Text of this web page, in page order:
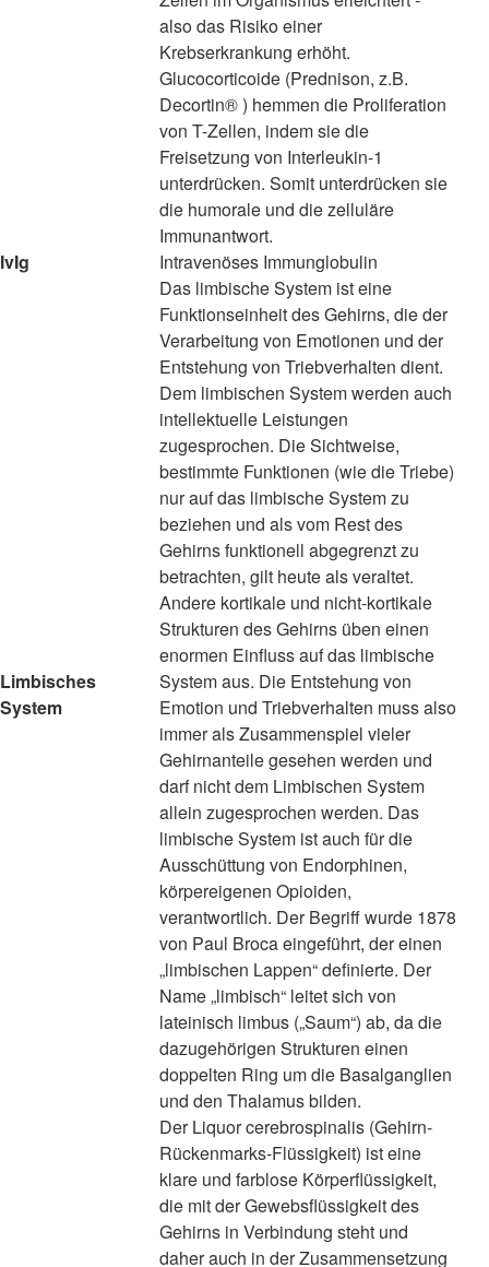
also das Risiko einer
Krebserkrankung erhöht.
Glucocorticoide (Prednison, z.B.
Decortin® ) hemmen die Proliferation
von T-Zellen, indem sie die
Freisetzung von Interleukin-1
unterdrücken. Somit unterdrücken sie
die humorale und die zelluläre
Immunantwort.
IvIg
Intravenöses Immunglobulin
Limbisches
System
Das limbische System ist eine
Funktionseinheit des Gehirns, die der
Verarbeitung von Emotionen und der
Entstehung von Triebverhalten dient.
Dem limbischen System werden auch
intellektuelle Leistungen
zugesprochen. Die Sichtweise,
bestimmte Funktionen (wie die Triebe)
nur auf das limbische System zu
beziehen und als vom Rest des
Gehirns funktionell abgegrenzt zu
betrachten, gilt heute als veraltet.
Andere kortikale und nicht-kortikale
Strukturen des Gehirns üben einen
enormen Einfluss auf das limbische
System aus. Die Entstehung von
Emotion und Triebverhalten muss also
immer als Zusammenspiel vieler
Gehirnanteile gesehen werden und
darf nicht dem Limbischen System
allein zugesprochen werden. Das
limbische System ist auch für die
Ausschüttung von Endorphinen,
körpereigenen Opioiden,
verantwortlich. Der Begriff wurde 1878
von Paul Broca eingeführt, der einen
„limbischen Lappen“ definierte. Der
Name „limbisch“ leitet sich von
lateinisch limbus („Saum“) ab, da die
dazugehörigen Strukturen einen
doppelten Ring um die Basalganglien
und den Thalamus bilden.
Der Liquor cerebrospinalis (Gehirn-
Rückenmarks-Flüssigkeit) ist eine
klare und farblose Körperflüssigkeit,
die mit der Gewebsflüssigkeit des
Gehirns in Verbindung steht und
daher auch in der Zusammensetzung